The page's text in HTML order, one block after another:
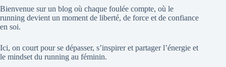
Bienvenue sur un blog où chaque foulée compte, où le
running devient un moment de liberté, de force et de confiance
en soi.
Ici, on court pour se dépasser, s’inspirer et partager l’énergie et
le mindset du running au féminin.